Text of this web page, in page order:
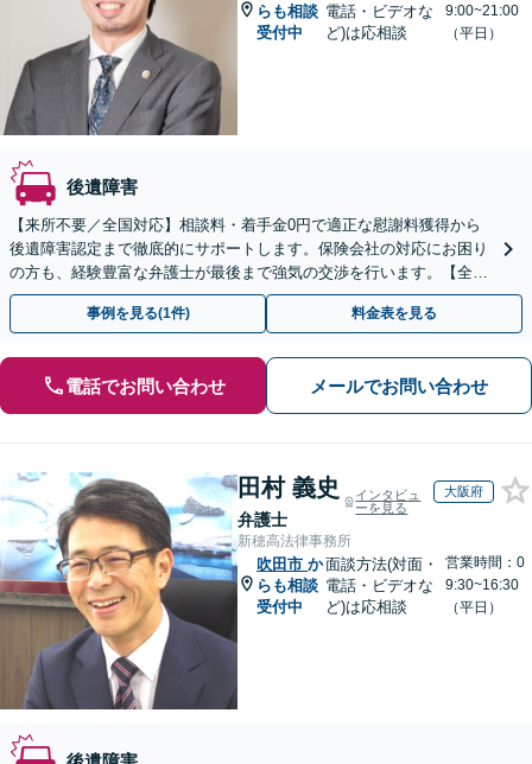
らも相談
受付中
電話・ビデオな
ど)は応相談
9:00~21:00
（平日）
後遺障害
【来所不要／全国対応】相談料・着手金0円で適正な慰謝料獲得から
後遺障害認定まで徹底的にサポートします。保険会社の対応にお困り
の方も、経験豊富な弁護士が最後まで強気の交渉を行います。【全国
13拠点】お気軽にご相談ください。
事例を見る(1件) 料金表を見る
電話でお問い合わせ メールでお問い合わせ
田村 義史
弁護士
インタビュ
ーを見る
大阪府
新穂高法律事務所
吹田市 か
らも相談
受付中
面談方法(対面・
電話・ビデオな
ど)は応相談
営業時間：0
9:30~16:30
（平日）